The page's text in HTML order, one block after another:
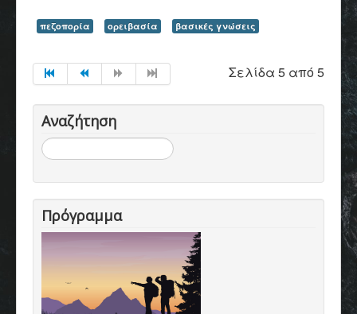
πεζοπορία ορειβασία βασικές γνώσεις
Σελίδα 5 από 5
Αναζήτηση
Αναζήτηση...
Πρόγραμμα